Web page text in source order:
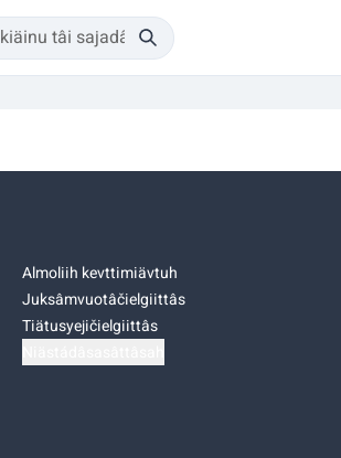
Almoliih kevttimiävtuh
Juksâmvuotâčielgiittâs
Tiätusyejičielgiittâs